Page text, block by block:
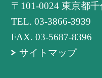
〒101-0024 東京都
TEL.03-3866-3939
FAX. 03-5687-8396
サイトマップ